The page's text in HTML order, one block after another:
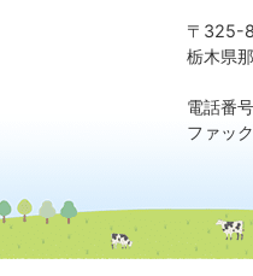
〒325-
栃木県
電話番
ファッ